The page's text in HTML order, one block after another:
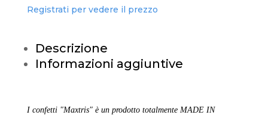
Registrati per vedere il prezzo
Descrizione
Informazioni aggiuntive
I confetti "Maxtris" è un prodotto totalmente MADE IN